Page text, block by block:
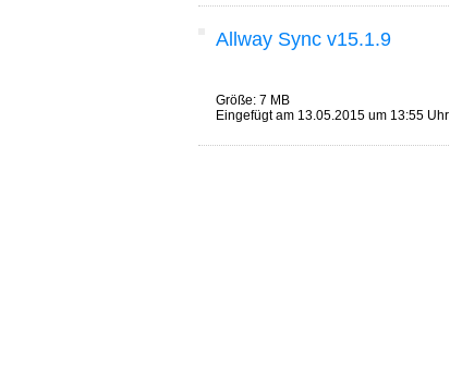
Allway Sync v15.1.9
Größe: 7 MB
Eingefügt am 13.05.2015 um 13:55 Uhr